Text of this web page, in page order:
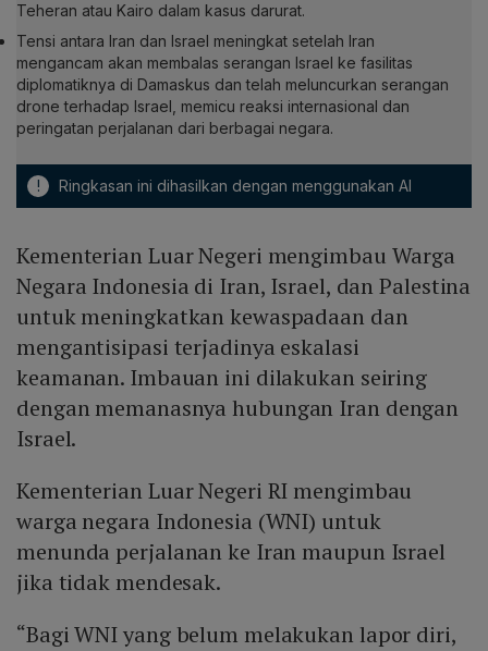
Teheran atau Kairo dalam kasus darurat.
Tensi antara Iran dan Israel meningkat setelah Iran
mengancam akan membalas serangan Israel ke fasilitas
diplomatiknya di Damaskus dan telah meluncurkan serangan
drone terhadap Israel, memicu reaksi internasional dan
peringatan perjalanan dari berbagai negara.
! Ringkasan ini dihasilkan dengan menggunakan AI
Kementerian Luar Negeri mengimbau Warga
Negara Indonesia di Iran, Israel, dan Palestina
untuk meningkatkan kewaspadaan dan
mengantisipasi terjadinya eskalasi
keamanan. Imbauan ini dilakukan seiring
dengan memanasnya hubungan Iran dengan
Israel.
Kementerian Luar Negeri RI mengimbau
warga negara Indonesia (WNI) untuk
menunda perjalanan ke Iran maupun Israel
jika tidak mendesak.
“Bagi WNI yang belum melakukan lapor diri,